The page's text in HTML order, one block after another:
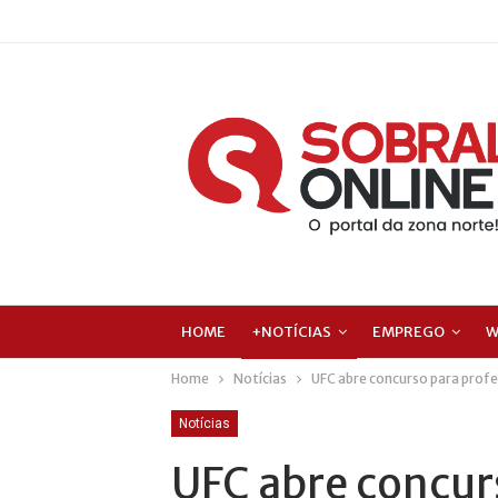
HOME +NOTÍCIAS EMPREGO
Home Notícias UFC abre concurso para
Notícias
UFC abre